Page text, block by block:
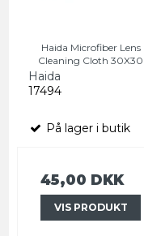
Haida Microfiber Lens
Cleaning Cloth 30X30
Haida
17494
På lager i butik
45,00 DKK
VIS PRODUKT